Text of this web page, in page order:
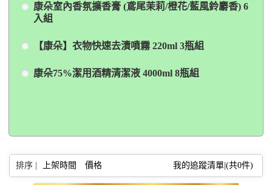
康朵室內香氛擴香膏 (鳶尾茉莉/橙花/藍風鈴麝香) 6
入組
【康朵】衣物快速去漬噴霧 220ml 3瓶組
康朵75%潔用酒精清潔液 4000ml 8瓶組
排序 | 上架時間 價格 我的追蹤清單|(共0件)